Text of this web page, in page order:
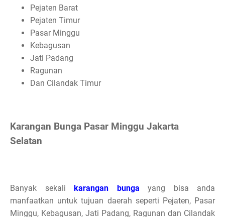
Pejaten Barat
Pejaten Timur
Pasar Minggu
Kebagusan
Jati Padang
Ragunan
Dan Cilandak Timur
Karangan Bunga Pasar Minggu Jakarta
Selatan
Banyak sekali karangan bunga yang bisa anda
manfaatkan untuk tujuan daerah seperti Pejaten, Pasar
Minggu, Kebagusan, Jati Padang, Ragunan dan Cilandak